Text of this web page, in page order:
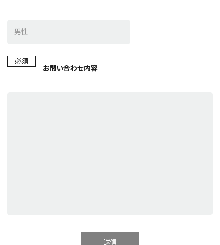
必須
お問い合わせ内容